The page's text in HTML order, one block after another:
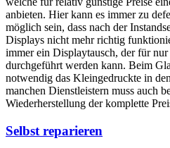
anbieten. Hier kann es immer zu
möglich sein, dass nach der
Displays nicht mehr richtig
immer ein Displaytausch, der für
durchgeführt werden kann. Beim
notwendig das Kleingedruckte in
manchen Dienstleistern muss auch
Wiederherstellung der komplette
Selbst reparieren